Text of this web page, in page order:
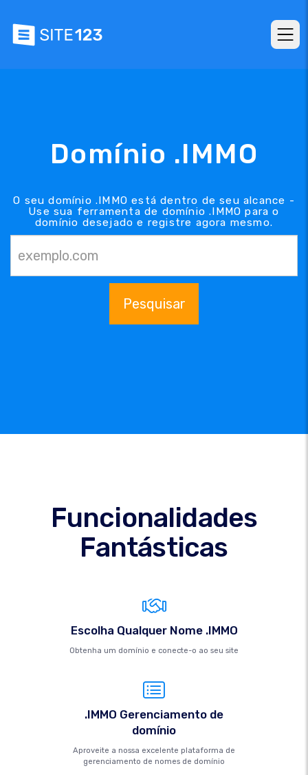
Domínio .IMMO
O seu domínio .IMMO está dentro de seu alcance -
Use sua ferramenta de domínio .IMMO para o
domínio desejado e registre agora mesmo.
Pesquisar
Funcionalidades
Fantásticas
Escolha Qualquer Nome .IMMO
Obtenha um domínio e conecte-o ao seu site
.IMMO Gerenciamento de
domínio
Aproveite a nossa excelente plataforma de
gerenciamento de nomes de domínio